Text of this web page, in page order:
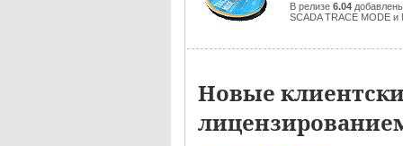
В релизе 6.04
SCADA TRACE MODE
Новые